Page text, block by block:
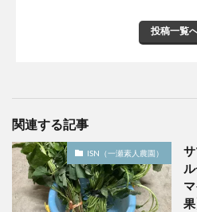
投稿一覧
関連する記事
ISN（一瀬素人農園）
果